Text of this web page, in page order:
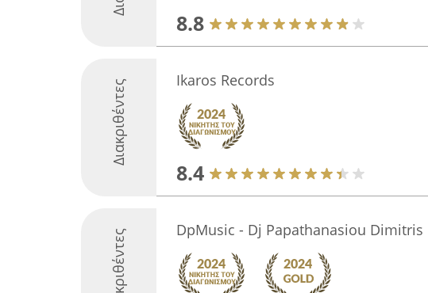
8.8
Διακριθέντες Ikaros Records
8.4
Διακριθέντες DpMusic - Dj Papathanasiou Dimitris